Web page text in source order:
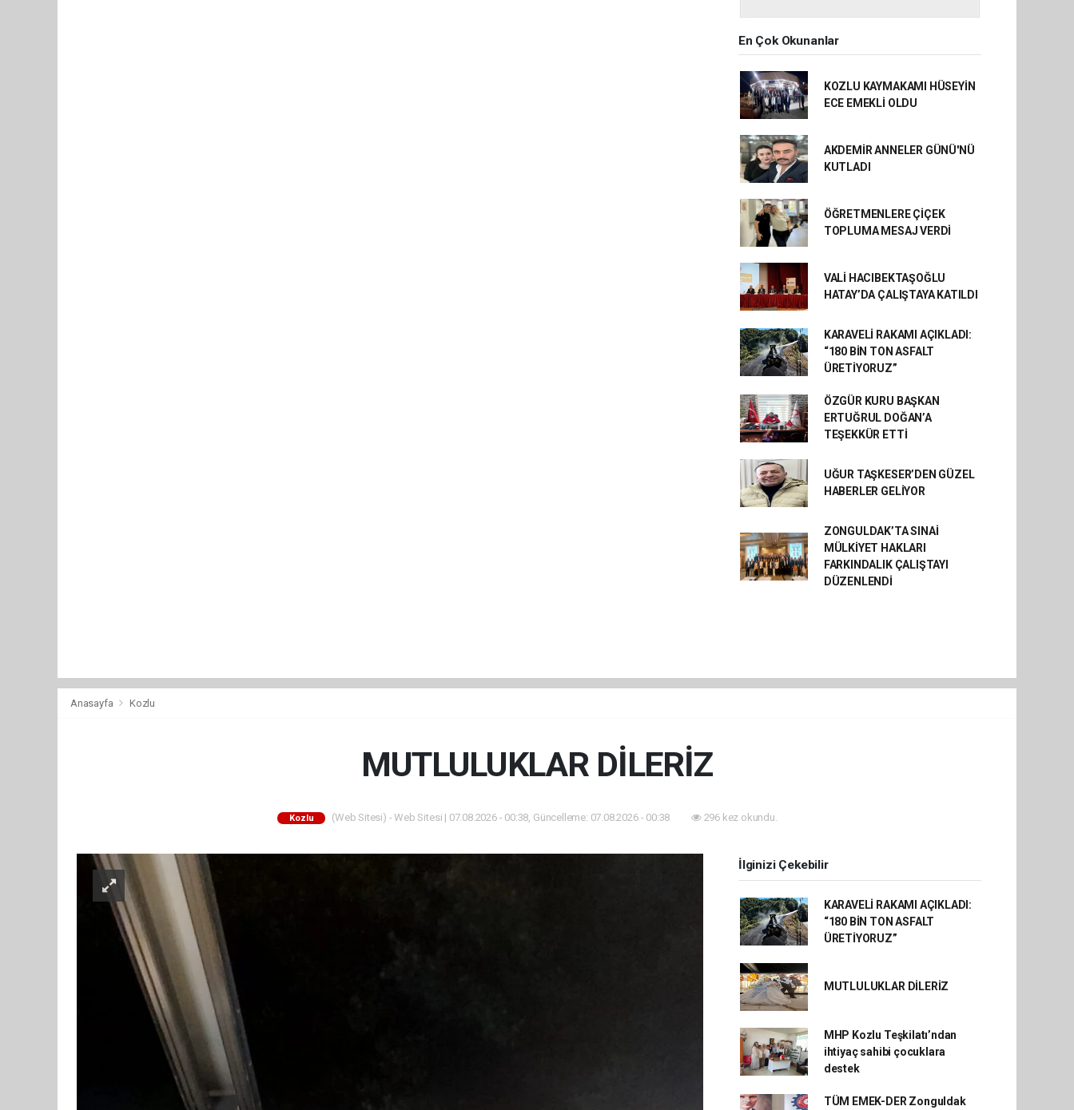
En Çok Okunanlar
KOZLU KAYMAKAMI HÜSEYİN
ECE EMEKLİ OLDU
AKDEMİR ANNELER GÜNÜ'NÜ
KUTLADI
ÖĞRETMENLERE ÇİÇEK
TOPLUMA MESAJ VERDİ
VALİ HACIBEKTAŞOĞLU
HATAY’DA ÇALIŞTAYA KATILDI
KARAVELİ RAKAMI AÇIKLADI:
“180 BİN TON ASFALT
ÜRETİYORUZ”
ÖZGÜR KURU BAŞKAN
ERTUĞRUL DOĞAN’A
TEŞEKKÜR ETTİ
UĞUR TAŞKESER’DEN GÜZEL
HABERLER GELİYOR
ZONGULDAK’TA SINAİ
MÜLKİYET HAKLARI
FARKINDALIK ÇALIŞTAYI
DÜZENLENDİ
Anasayfa Kozlu
MUTLULUKLAR DİLERİZ
Kozlu (Web Sitesi) - Web Sitesi | 07.08.2026 - 00:38, Güncelleme: 07.08.2026 - 00:38 296 kez okundu.
İlginizi Çekebilir
KARAVELİ RAKAMI AÇIKLADI:
“180 BİN TON ASFALT
ÜRETİYORUZ”
MUTLULUKLAR DİLERİZ
MHP Kozlu Teşkilatı’ndan
ihtiyaç sahibi çocuklara
destek
TÜM EMEK-DER Zonguldak